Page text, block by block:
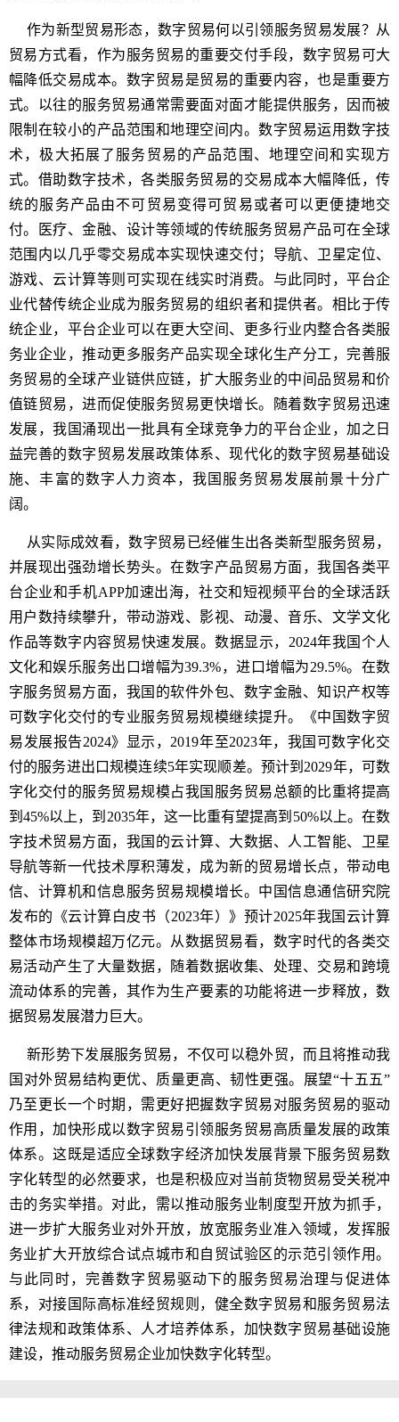
作为新型贸易形态，数字贸易何以引领服务贸易发展？从
贸易方式看，作为服务贸易的重要交付手段，数字贸易可大
幅降低交易成本。数字贸易是贸易的重要内容，也是重要方
式。以往的服务贸易通常需要面对面才能提供服务，因而被
限制在较小的产品范围和地理空间内。数字贸易运用数字技
术，极大拓展了服务贸易的产品范围、地理空间和实现方
式。借助数字技术，各类服务贸易的交易成本大幅降低，传
统的服务产品由不可贸易变得可贸易或者可以更便捷地交
付。医疗、金融、设计等领域的传统服务贸易产品可在全球
范围内以几乎零交易成本实现快速交付；导航、卫星定位、
游戏、云计算等则可实现在线实时消费。与此同时，平台企
业代替传统企业成为服务贸易的组织者和提供者。相比于传
统企业，平台企业可以在更大空间、更多行业内整合各类服
务业企业，推动更多服务产品实现全球化生产分工，完善服
务贸易的全球产业链供应链，扩大服务业的中间品贸易和价
值链贸易，进而促使服务贸易更快增长。随着数字贸易迅速
发展，我国涌现出一批具有全球竞争力的平台企业，加之日
益完善的数字贸易发展政策体系、现代化的数字贸易基础设
施、丰富的数字人力资本，我国服务贸易发展前景十分广
阔。
从实际成效看，数字贸易已经催生出各类新型服务贸易，
并展现出强劲增长势头。在数字产品贸易方面，我国各类平
台企业和手机APP加速出海，社交和短视频平台的全球活跃
用户数持续攀升，带动游戏、影视、动漫、音乐、文学文化
作品等数字内容贸易快速发展。数据显示，2024年我国个人
文化和娱乐服务出口增幅为39.3%，进口增幅为29.5%。在数
字服务贸易方面，我国的软件外包、数字金融、知识产权等
可数字化交付的专业服务贸易规模继续提升。《中国数字贸
易发展报告2024》显示，2019年至2023年，我国可数字化交
付的服务进出口规模连续5年实现顺差。预计到2029年，可数
字化交付的服务贸易规模占我国服务贸易总额的比重将提高
到45%以上，到2035年，这一比重有望提高到50%以上。在数
字技术贸易方面，我国的云计算、大数据、人工智能、卫星
导航等新一代技术厚积薄发，成为新的贸易增长点，带动电
信、计算机和信息服务贸易规模增长。中国信息通信研究院
发布的《云计算白皮书（2023年）》预计2025年我国云计算
整体市场规模超万亿元。从数据贸易看，数字时代的各类交
易活动产生了大量数据，随着数据收集、处理、交易和跨境
流动体系的完善，其作为生产要素的功能将进一步释放，数
据贸易发展潜力巨大。
新形势下发展服务贸易，不仅可以稳外贸，而且将推动我
国对外贸易结构更优、质量更高、韧性更强。展望“十五五”
乃至更长一个时期，需更好把握数字贸易对服务贸易的驱动
作用，加快形成以数字贸易引领服务贸易高质量发展的政策
体系。这既是适应全球数字经济加快发展背景下服务贸易数
字化转型的必然要求，也是积极应对当前货物贸易受关税冲
击的务实举措。对此，需以推动服务业制度型开放为抓手，
进一步扩大服务业对外开放，放宽服务业准入领域，发挥服
务业扩大开放综合试点城市和自贸试验区的示范引领作用。
与此同时，完善数字贸易驱动下的服务贸易治理与促进体
系，对接国际高标准经贸规则，健全数字贸易和服务贸易法
律法规和政策体系、人才培养体系，加快数字贸易基础设施
建设，推动服务贸易企业加快数字化转型。